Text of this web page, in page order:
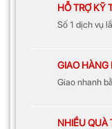
HỖ TRỢ KỸ
Số 1 dịch vụ
GIAO HÀNG
Giao nhanh
NHIỀU QUÀ